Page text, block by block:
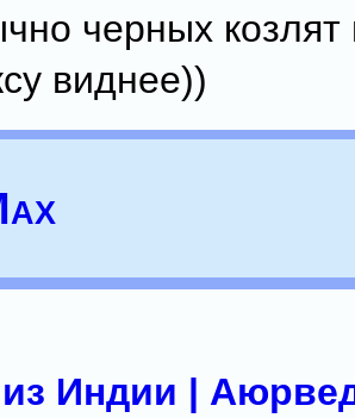
черных козлят
виднее))
Индии |